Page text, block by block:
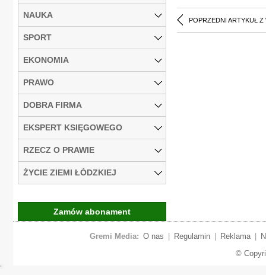
POPRZEDNI ARTYKUŁ Z
NAUKA
SPORT
EKONOMIA
PRAWO
DOBRA FIRMA
EKSPERT KSIĘGOWEGO
RZECZ O PRAWIE
ŻYCIE ZIEMI ŁÓDZKIEJ
Zamów abonament
Gremi Media: O nas Regulamin Reklama
©